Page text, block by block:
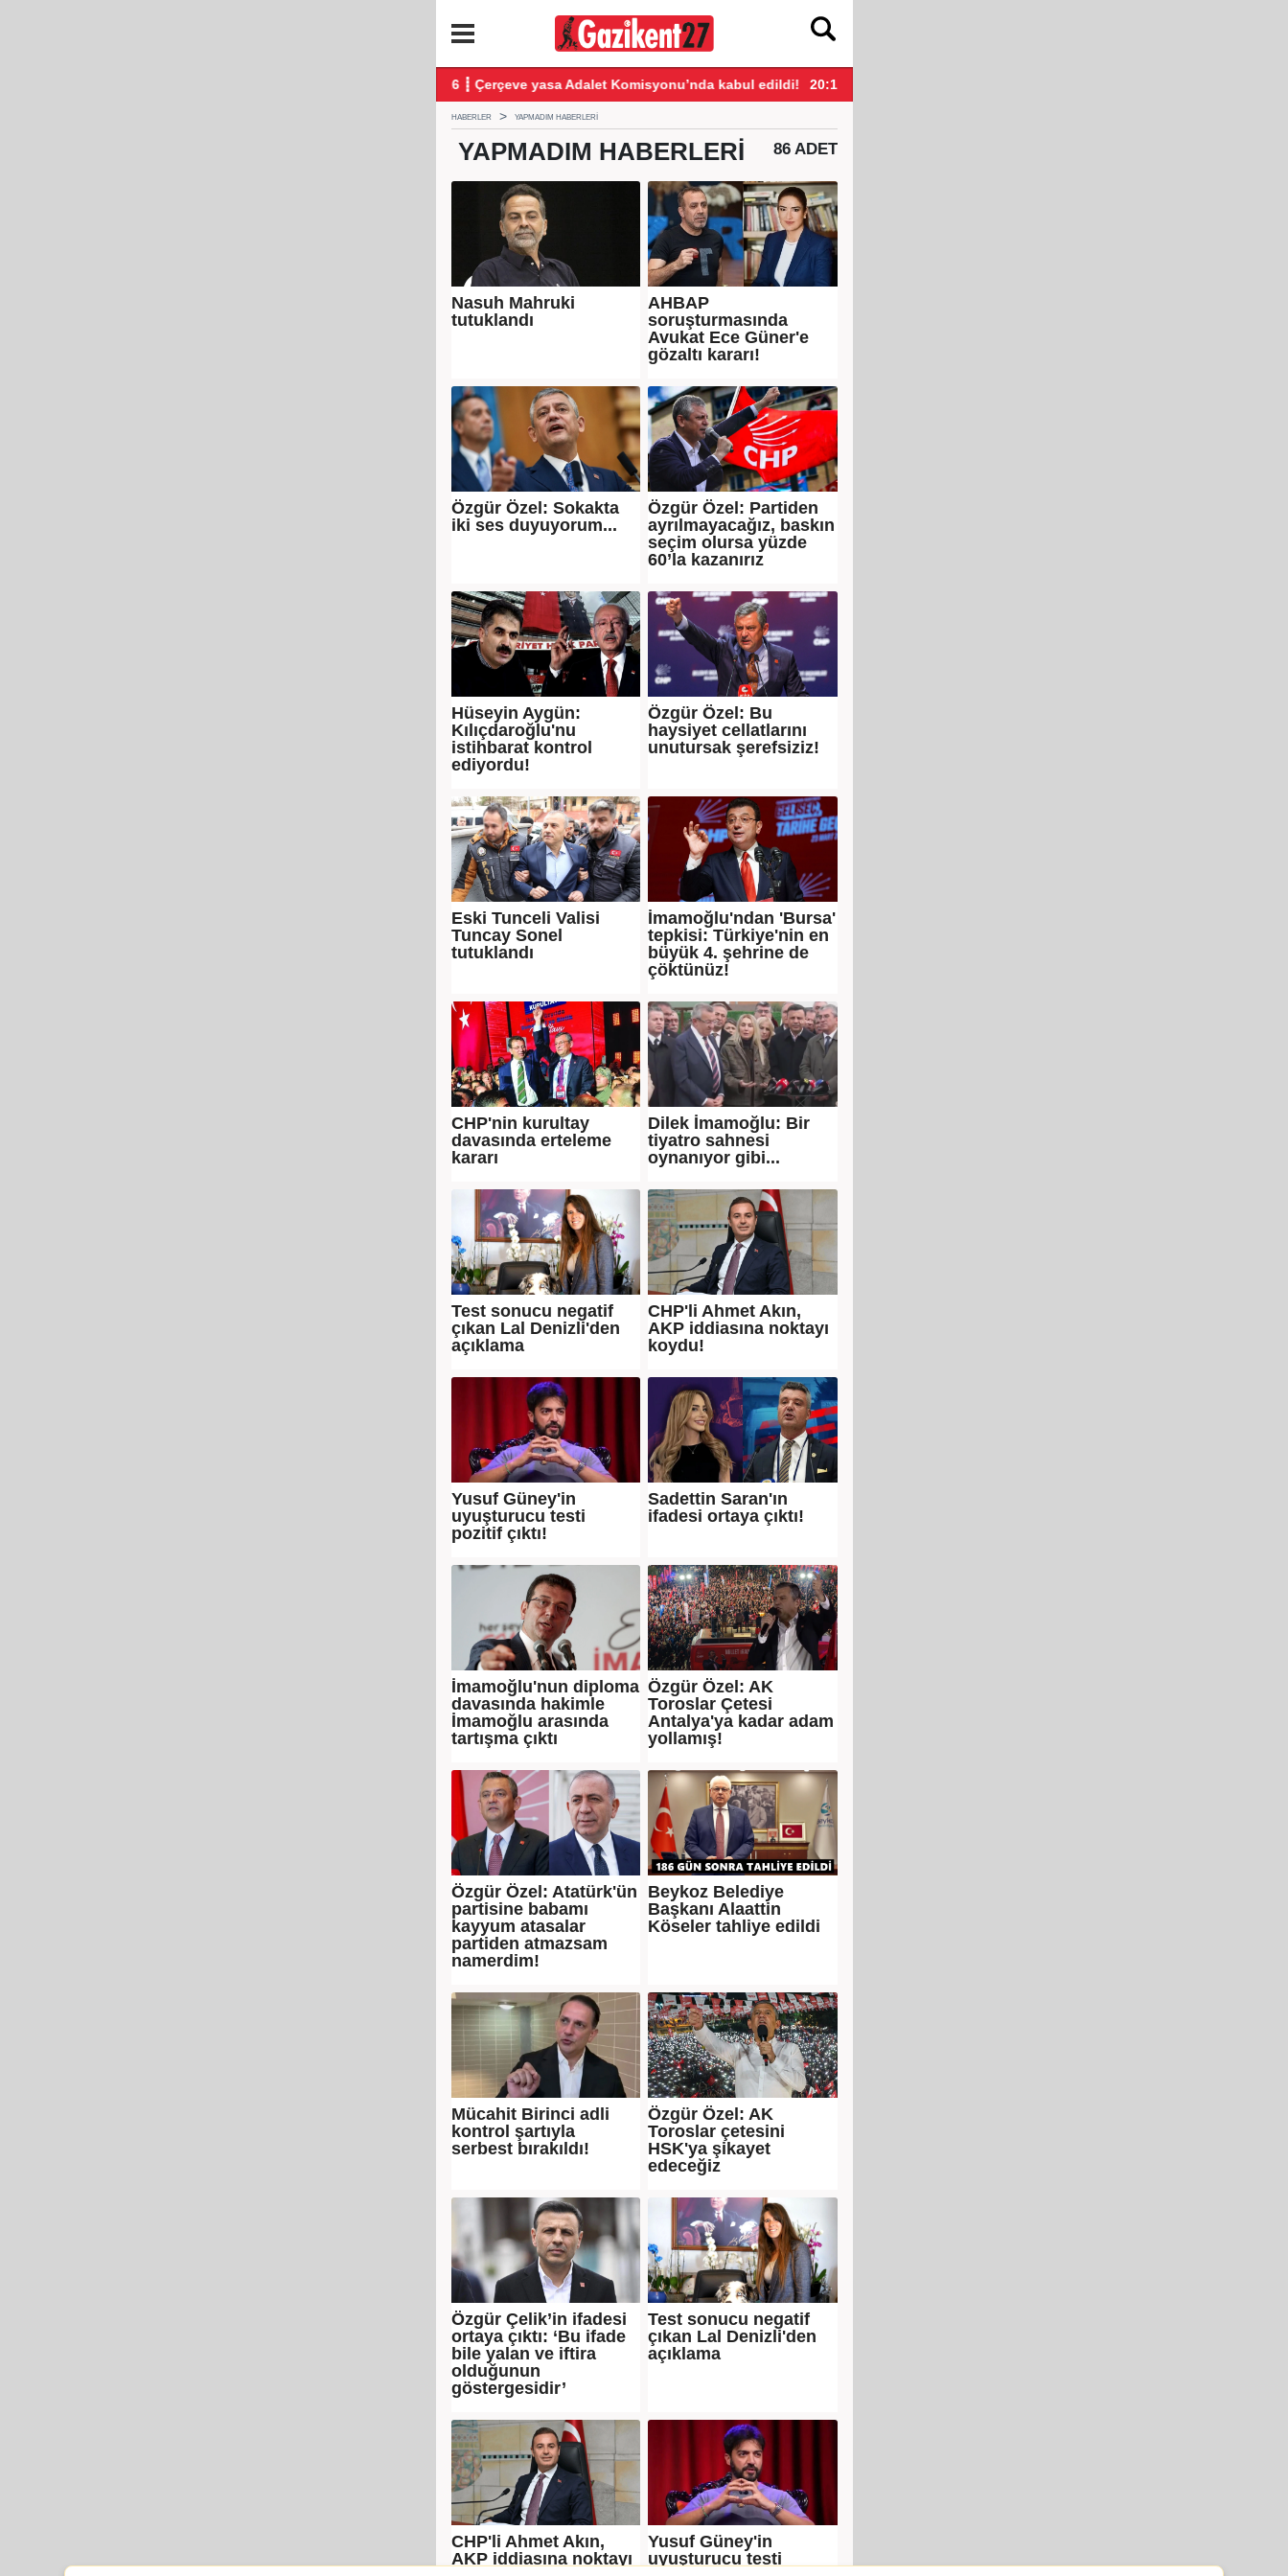
20:18 ┋ YENİ Parti'ye 9 günde 138 bin kişi 300 milyon bağış yaptı20:14 ┋ Menderes Belediye Başkanı İlkay Çiçek tutuklandı!
HABERLER YAPMADIM HABERLERI
YAPMADIM HABERLERI 86 ADET
Nasuh Mahruki
tutuklandı
AHBAP
soruşturmasında
Avukat Ece Güner'e
gözaltı kararı!
Özgür Özel: Sokakta
iki ses duyuyorum...
Özgür Özel: Partiden
ayrılmayacağız, baskın
seçim olursa yüzde
60’la kazanırız
Hüseyin Aygün:
Kılıçdaroğlu'nu
istihbarat kontrol
ediyordu!
Özgür Özel: Bu
haysiyet cellatlarını
unutursak şerefsiziz!
Eski Tunceli Valisi
Tuncay Sonel
tutuklandı
İmamoğlu'ndan 'Bursa'
tepkisi: Türkiye'nin en
büyük 4. şehrine de
çöktünüz!
CHP'nin kurultay
davasında erteleme
kararı
Dilek İmamoğlu: Bir
tiyatro sahnesi
oynanıyor gibi...
Test sonucu negatif
çıkan Lal Denizli'den
açıklama
CHP'li Ahmet Akın,
AKP iddiasına noktayı
koydu!
Yusuf Güney'in
uyuşturucu testi
pozitif çıktı!
Sadettin Saran'ın
ifadesi ortaya çıktı!
İmamoğlu'nun diploma
davasında hakimle
İmamoğlu arasında
tartışma çıktı
Özgür Özel: AK
Toroslar Çetesi
Antalya'ya kadar adam
yollamış!
Özgür Özel: Atatürk'ün
partisine babamı
kayyum atasalar
partiden atmazsam
namerdim!
Beykoz Belediye
Başkanı Alaattin
Köseler tahliye edildi
Mücahit Birinci adli
kontrol şartıyla
serbest bırakıldı!
Özgür Özel: AK
Toroslar çetesini
HSK'ya şikayet
edeceğiz
Özgür Çelik’in ifadesi
ortaya çıktı: ‘Bu ifade
bile yalan ve iftira
olduğunun
göstergesidir’
Test sonucu negatif
çıkan Lal Denizli'den
açıklama
CHP'li Ahmet Akın,
AKP iddiasına noktayı
Yusuf Güney'in
uyuşturucu testi